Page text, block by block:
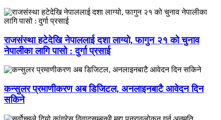
राजसंस्था हटेदेखि नेपाललाई दशा लाग्यो, फागुन २१ को चुनाव
नेपालीका लागि पासो : दुर्गा प्रसाई
कन्सुलर प्रमाणीकरण अब डिजिटल, अनलाइनबाटै आवेदन दिन
सकिने